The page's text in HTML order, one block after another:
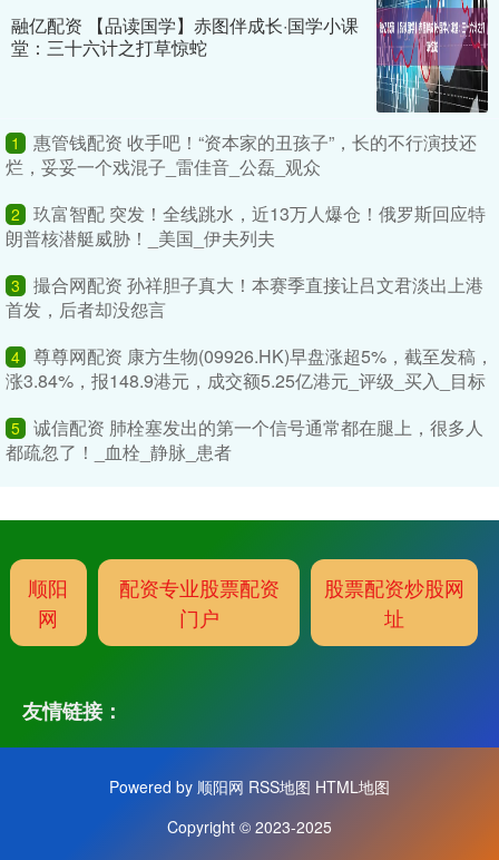
融亿配资 【品读国学】赤图伴成长·国学小课
堂：三十六计之打草惊蛇
1
惠管钱配资 收手吧！“资本家的丑孩子”，长的不行演技还
烂，妥妥一个戏混子_雷佳音_公磊_观众
2
玖富智配 突发！全线跳水，近13万人爆仓！俄罗斯回应特
朗普核潜艇威胁！_美国_伊夫列夫
3
撮合网配资 孙祥胆子真大！本赛季直接让吕文君淡出上港
首发，后者却没怨言
4 尊尊网配资 康方生物(09926.HK)早盘涨超5%，截至发稿，
涨3.84%，报148.9港元，成交额5.25亿港元_评级_买入_目标
5 诚信配资 肺栓塞发出的第一个信号通常都在腿上，很多人
都疏忽了！_血栓_静脉_患者
顺阳
网
配资专业股票配资
门户
股票配资炒股网
址
友情链接：
Powered by 顺阳网 RSS地图 HTML地图
Copyright © 2023-2025